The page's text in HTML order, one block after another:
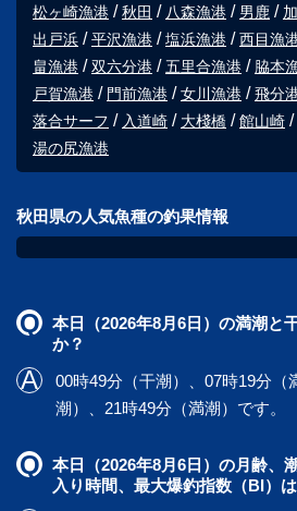
松ヶ崎漁港
秋田 八森漁港 男鹿
出戸浜
平沢漁港 塩浜漁港 西目漁
畠漁港
双六分港 五里合漁港 脇本
戸賀漁港
門前漁港 女川漁港 飛分
落合サーフ
入道崎 大棧橋 館山崎
湯の尻漁港
秋田県の人気魚種の釣果情報
本日（2026年8月6日）の満潮と
か？
00時49分（干潮）、07時19分（
潮）、21時49分（満潮）です。
本日（2026年8月6日）の月齢、
入り時間、最大爆釣指数（BI）